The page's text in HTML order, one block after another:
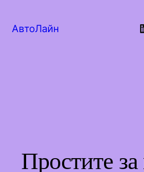
АвтоЛайн
Простите